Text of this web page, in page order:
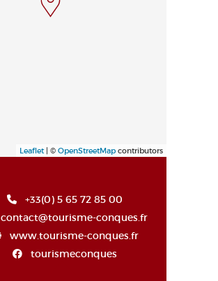
Leaflet| © OpenStreetMap contributors
+33(0) 5 65 72 85 00
contact@tourisme-conques.fr
www.tourisme-conques.fr
tourismeconques